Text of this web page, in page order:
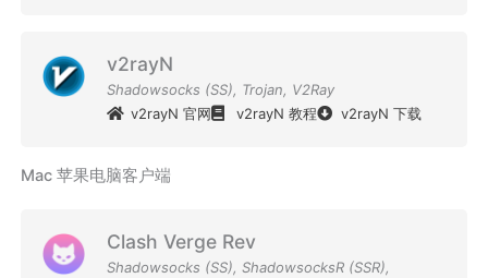
v2rayN
Shadowsocks (SS), Trojan, V2Ray
v2rayN 官网
v2rayN 教程 v2rayN 下载
Mac 苹果电脑客户端
Clash Verge Rev
Shadowsocks (SS), ShadowsocksR (SSR),